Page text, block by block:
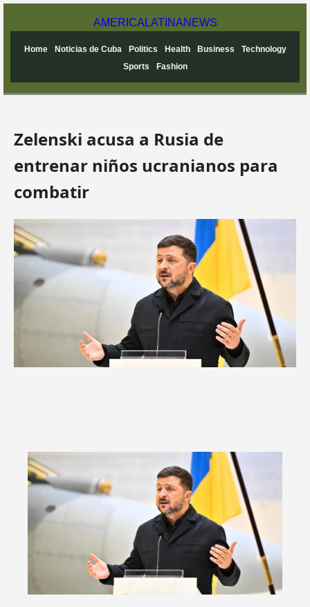
AMERICA LATINANEWS
Home Noticias de Cuba Politics Health Business
Technology
Sports
Fashion
Zelenski acusa a Rusia de
entrenar niños ucranianos para
combatir